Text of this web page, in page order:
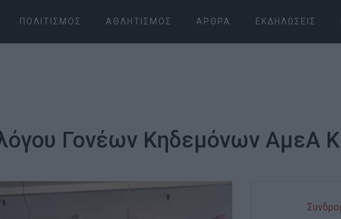
ΠΟΛΙΤΙΣΜΌΣ ΑΘΛΗΤΙΣΜΌΣ ΆΡΘΡΑ ΕΚΔΗΛΏΣΕΙΣ
Γονέων Κηδεμόνων ΑμεΑ